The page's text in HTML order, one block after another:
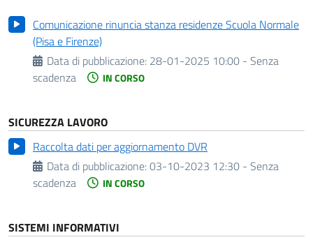
Comunicazione rinuncia stanza residenze Scuola Normale
(Pisa e Firenze)
Data di pubblicazione: 28-01-2025 10:00 - Senza
scadenza
IN CORSO
SICUREZZA LAVORO
Raccolta dati per aggiornamento DVR
Data di pubblicazione:03-10-2023 12:30 - Senza
scadenza
IN CORSO
SISTEMI INFORMATIVI